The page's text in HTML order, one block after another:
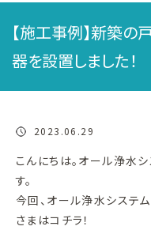
【施工事例】新築の
器を設置しました！
2023.06.29
こんにちは。オール浄水
す。
今回、オール浄水システ
さまはコチラ！